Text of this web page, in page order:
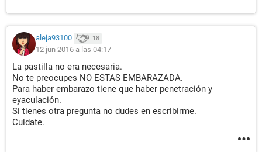
aleja93100 18
12 jun 2016 a las 04:17
La pastilla no era necesaria.
No te preocupes NO ESTAS EMBARAZADA.
Para haber embarazo tiene que haber penetración y
eyaculación.
Si tienes otra pregunta no dudes en escribirme.
Cuidate.